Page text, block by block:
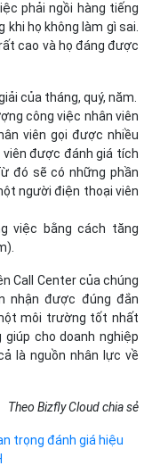
phải ngồi hàng tiếng
họ không làm gì sai.
cao và họ đáng được
của tháng, quý, năm.
công việc nhân viên
viên gọi được nhiều
được đánh giá tích
đó sẽ có những phần
người điện thoại viên
việc bằng cách tăng
Call Center của chúng
nhận được đúng đắn
môi trường tốt nhất
cho doanh nghiệp
là nguồn nhân lực về
Theo Bizfly Cloud chia sẻ
trọng đánh giá hiệu